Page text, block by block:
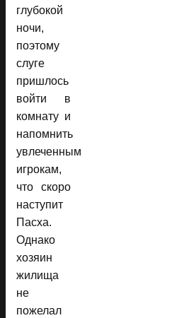
глубокой
ночи,
поэтому
слуге
пришлось
войти в
комнату и
напомнить
увлеченным
игрокам,
что скоро
наступит
Пасха.
Однако
хозяин
жилища
не
пожелал